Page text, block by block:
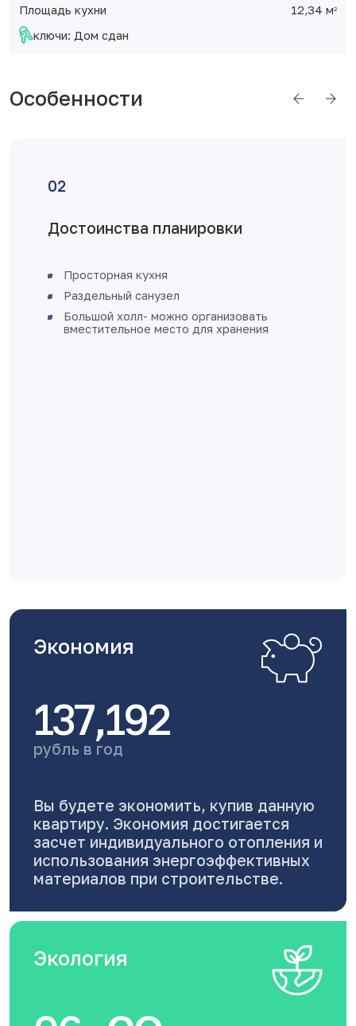
Площадь кухни 12,34 м2
ключи: Дом сдан
Особенности
Отделка от
подоконников
Экономия
137,192
рубль в год
Вы будете экономить, купив данную
квартиру. Экономия достигается
засчет индивидуального отопления и
использования энергоэффективных
материалов при строительстве.
Экология